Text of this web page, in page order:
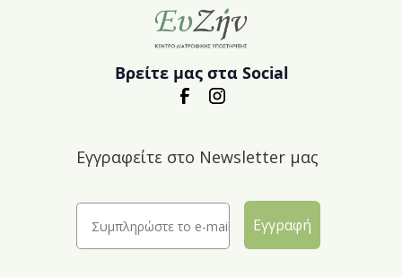
Βρείτε μας στα Social
Εγγραφείτε στο Newsletter μας
Εγγραφή